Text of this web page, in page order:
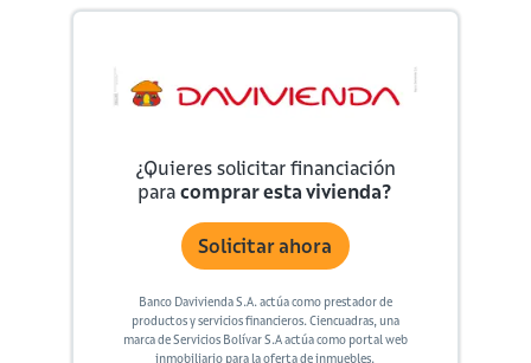
¿Quieres solicitar financiación
paracomprar esta vivienda?
Solicitar ahora
Banco Davivienda S.A. actúa como prestador de
productos y servicios financieros. Ciencuadras, una
marca de Servicios Bolívar S.A actúa como portal web
inmobiliario para la oferta de inmuebles.